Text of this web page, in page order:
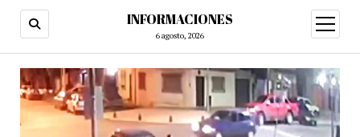
INFORMACIONES
6 agosto, 2026
abrir
menú